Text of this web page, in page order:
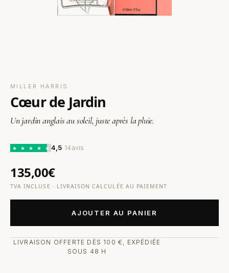
MILLER HARRIS
Cœur de Jardin
Un jardin anglais au soleil, juste après la pluie.
★ ★ ★ ★ ★ 4,5· 14 avis
135,00€
TVA INCLUSE · LIVRAISON CALCULÉE AU PAIEMENT
AJOUTER AU PANIER
LIVRAISON OFFERTE DÈS 100 €, EXPÉDIÉE
SOUS 48 H